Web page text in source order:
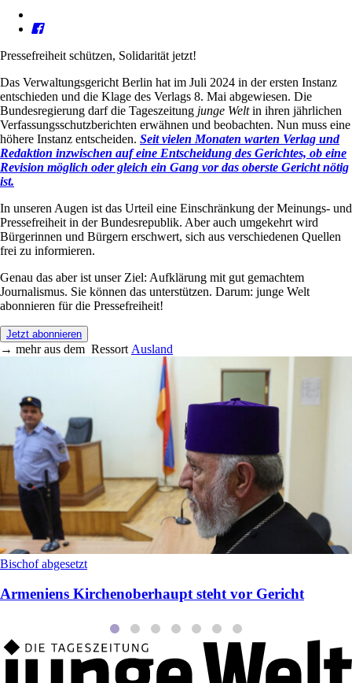
Pressefreiheit schützen, Solidarität jetzt!
Das Verwaltungsgericht Berlin hat im Juli 2024 in der ersten Instanz
entschieden und die Klage des Verlags 8. Mai abgewiesen. Die
Bundesregierung darf die Tageszeitung junge Weltin ihren jährlichen
Verfassungsschutzberichten erwähnen und beobachten. Nun muss eine
höhere Instanz entscheiden. Seit vielen Monaten warten Verlag und
Redaktion inzwischen auf eine Entscheidung des Gerichtes, ob eine
Revision möglich oder gleich ein Gang vor das oberste Gericht nötig
ist.
In unseren Augen ist das Urteil eine Einschränkung der Meinungs- und
Pressefreiheit in der Bundesrepublik. Aber auch umgekehrt wird
Bürgerinnen und Bürgern erschwert, sich aus verschiedenen Quellen
frei zu informieren.
Genau das aber ist unser Ziel: Aufklärung mit gut gemachtem
Journalismus. Sie können das unterstützen. Darum: junge Welt
abonnieren für die Pressefreiheit!
Jetzt abonnieren
→ mehr aus dem Ressort Ausland
Bischof abgesetzt
Armeniens Kirchenoberhaupt steht vor Gericht